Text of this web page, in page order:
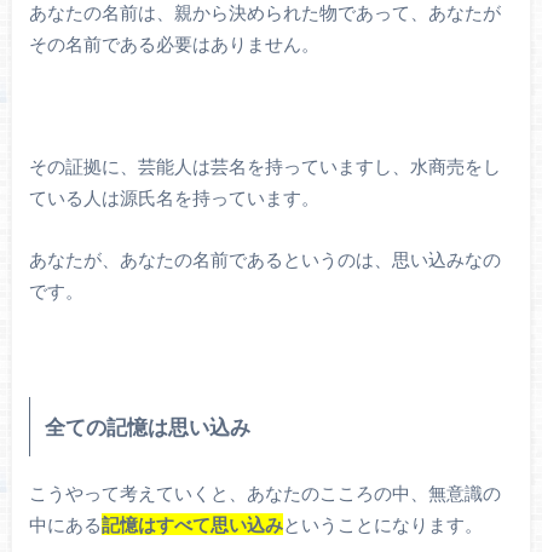
あなたの名前は、親から決められた物であって、あなたが
その名前である必要はありません。
その証拠に、芸能人は芸名を持っていますし、水商売をし
ている人は源氏名を持っています。
あなたが、あなたの名前であるというのは、思い込みなの
です。
全ての記憶は思い込み
こうやって考えていくと、あなたのこころの中、無意識の
中にある記憶はすべて思い込みということになります。